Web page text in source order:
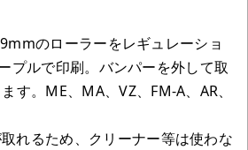
のローラーをレギュレーショ
プルで印刷。バンパーを外して取
。ME、MA、VZ、FM-A、AR、
れるため、クリーナー等は使わな